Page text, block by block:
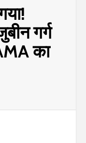
गर्ग
का